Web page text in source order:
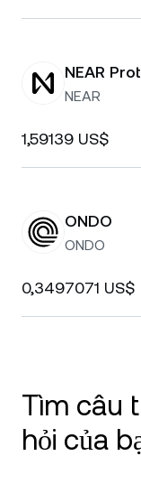
NEAR
NEAR
1,59139 US$
ONDO
ONDO
0,3497071 US$
Tìm câu
hỏi của